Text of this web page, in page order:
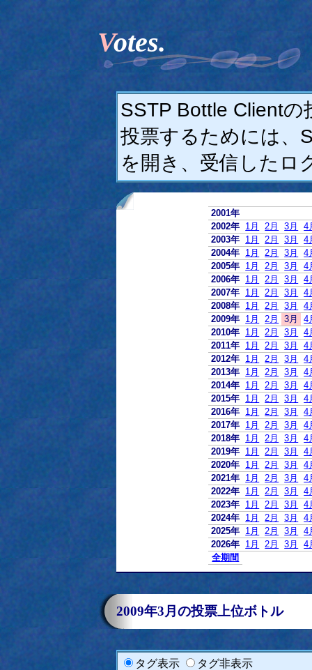
Votes.
SSTP Bottle Client
投票するためには、
を開き、受信したロ
2001年
2002年 1月 2月 3月
4
2003年 1月 2月 3月
4
2004年 1月 2月 3月
4
2005年 1月 2月 3月
4
2006年 1月 2月 3月
4
2007年 1月 2月 3月
4
2008年 1月 2月 3月
4
2009年 1月 2月 3月
4
2010年 1月 2月 3月
4
2011年 1月 2月 3月
4
2012年 1月 2月 3月
4
2013年 1月 2月 3月
4
2014年 1月 2月 3月
4
2015年 1月 2月 3月
4
2016年 1月 2月 3月
4
2017年 1月 2月 3月
4
2018年 1月 2月 3月
4
2019年 1月 2月 3月
4
2020年 1月 2月 3月
4
2021年 1月 2月 3月
4
2022年 1月 2月 3月
4
2023年 1月 2月 3月
4
2024年 1月 2月 3月
4
2025年 1月 2月 3月
4
2026年 1月 2月 3月
4
全期間
2009年3月の投票上位ボトル
タグ表示 タグ非表示